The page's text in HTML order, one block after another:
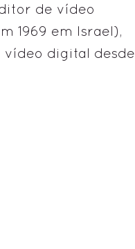
de vídeo
1969 em Israel),
vídeo digital desde